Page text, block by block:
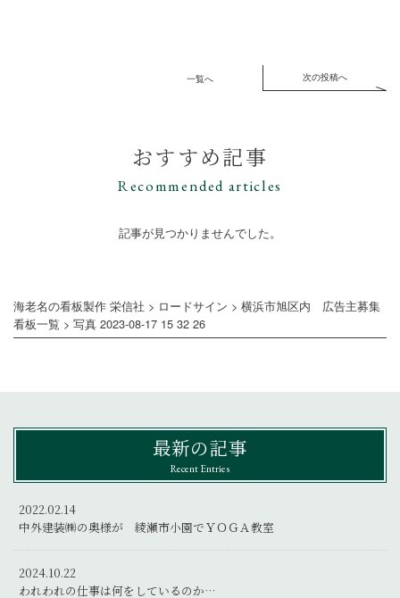
一覧へ 次の投稿へ
おすすめ記事
Recommended articles
記事が見つかりませんでした。
海老名の看板製作 栄信社 > ロードサイン > 横浜市旭区内 広告主募集
看板一覧 > 写真 2023-08-17 15 32 26
最新の記事
Recent Entries
2022.02.14
中外建装㈱の奥様が 綾瀬市小園でＹＯＧＡ教室
2024.10.22
われわれの仕事は何をしているのか…